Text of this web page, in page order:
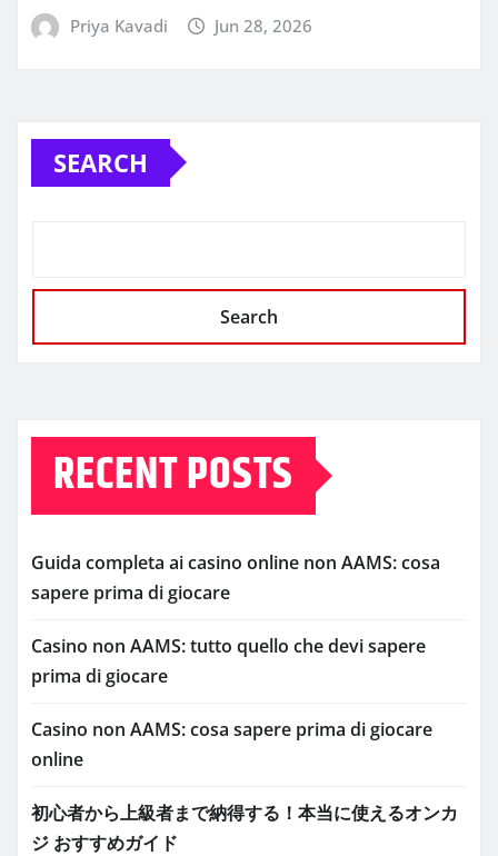
Priya Kavadi Jun 28, 2026
SEARCH
Search
RECENT POSTS
Guida completa ai casino online non AAMS: cosa
sapere prima di giocare
Casino non AAMS: tutto quello che devi sapere
prima di giocare
Casino non AAMS: cosa sapere prima di giocare
online
初心者から上級者まで納得する！本当に使えるオンカ
ジ おすすめガイド